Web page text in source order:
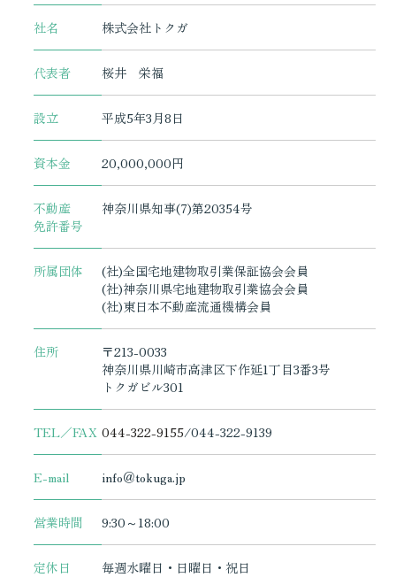
社名 株式会社トクガ
代表者 桜井 栄福
設立 平成5年3月8日
資本金 20,000,000円
不動産
免許番号
神奈川県知事(7)第20354号
所属団体
(社)全国宅地建物取引業保証協会会員
(社)神奈川県宅地建物取引業協会会員
(社)東日本不動産流通機構会員
住所
〒213-0033
神奈川県川崎市高津区下作延1丁目3番3号
トクガビル301
TEL／FAX 044-322-9155/044-322-9139
E-mail info＠tokuga.jp
営業時間 9:30～18:00
定休日 毎週水曜日・日曜日・祝日